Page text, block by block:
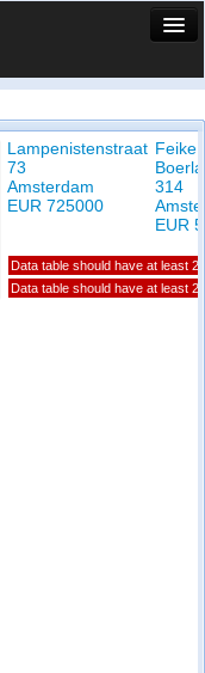
Lampenistenstraat
73
Amsterdam
EUR 725000
Feike
314
EUR
Data table should have at least 2
Data table should have at least 2